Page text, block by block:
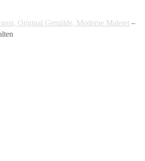
Original Gemälde, Moderne Malerei –